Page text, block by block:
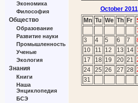
Экономика
Философия
Общество
Образование
Развитие науки
Промышленность
Ученые
Экология
Знания
Книги
Наша
Энциклопедия
БСЭ
October 2011
Mn Tu We Th Fr
3
4 5 6 7
10
11 12 13 14
17
18 19 20 21
24
25 26 27 28
31